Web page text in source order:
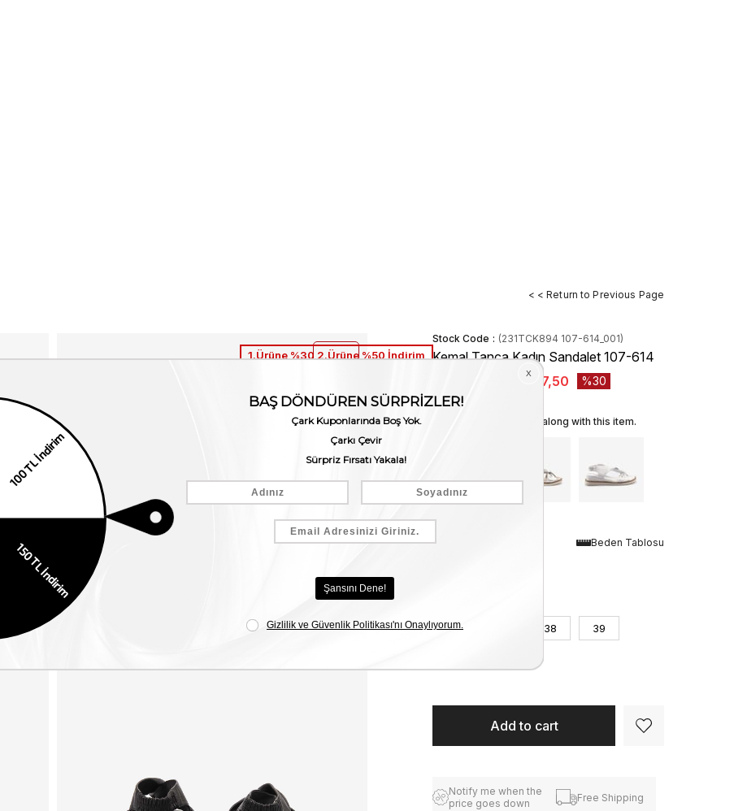
< < Return to Previous Page
1.Ürüne %30 2.Ürüne %50 İndirim
Stock Code (231TCK894 107-614_001)
Kemal Tanca Kadın Sandalet 107-614
₺5.337,50 30
We recommend these along with this item.
Beden Tablosu
Renk
36 38
39
Notify me when the
price goes down
Free Shipping